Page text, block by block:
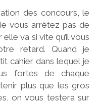
des concours, le
vous arrêtez pas de
va si vite qu’il vous
retard. Quand je
cahier dans lequel je
fortes de chaque
plus que les gros
on vous testera sur